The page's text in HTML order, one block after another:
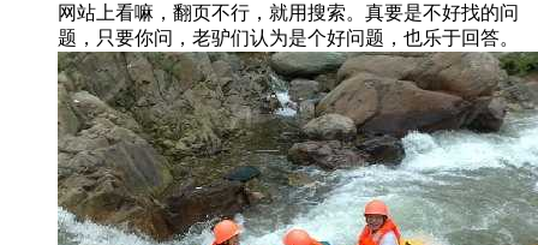
网站上看嘛，翻页不行，就用搜索。真要是不好找的问
题，只要你问，老驴们认为是个好问题，也乐于回答。